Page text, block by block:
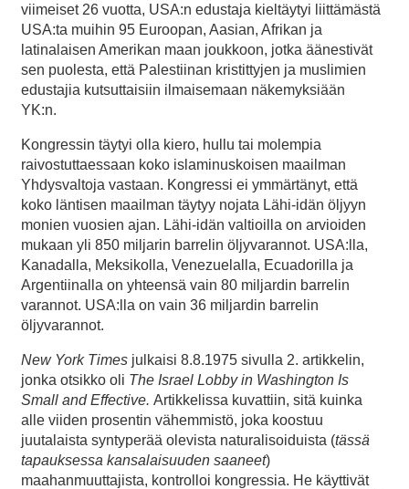
viimeiset 26 vuotta, USA:n edustaja kieltäytyi liittämästä
USA:ta muihin 95 Euroopan, Aasian, Afrikan ja
latinalaisen Amerikan maan joukkoon, jotka äänestivät
sen puolesta, että Palestiinan kristittyjen ja muslimien
edustajia kutsuttaisiin ilmaisemaan näkemyksiään
YK:n.
Kongressin täytyi olla kiero, hullu tai molempia
raivostuttaessaan koko islaminuskoisen maailman
Yhdysvaltoja vastaan. Kongressi ei ymmärtänyt, että
koko läntisen maailman täytyy nojata Lähi-idän öljyyn
monien vuosien ajan. Lähi-idän valtioilla on arvioiden
mukaan yli 850 miljarin barrelin öljyvarannot. USA:lla,
Kanadalla, Meksikolla, Venezuelalla, Ecuadorilla ja
Argentiinalla on yhteensä vain 80 miljardin barrelin
varannot. USA:lla on vain 36 miljardin barrelin
öljyvarannot.
New York Times julkaisi 8.8.1975 sivulla 2. artikkelin,
jonka otsikko oli The Israel Lobby in Washington Is
Small andEffective. Artikkelissa kuvattiin, sitä kuinka
alle viiden prosentin vähemmistö, joka koostuu
juutalaista syntyperää olevista naturalisoiduista (tässä
tapauksessa kansalaisuuden saaneet)
maahanmuuttajista, kontrolloi kongressia. He käyttivät